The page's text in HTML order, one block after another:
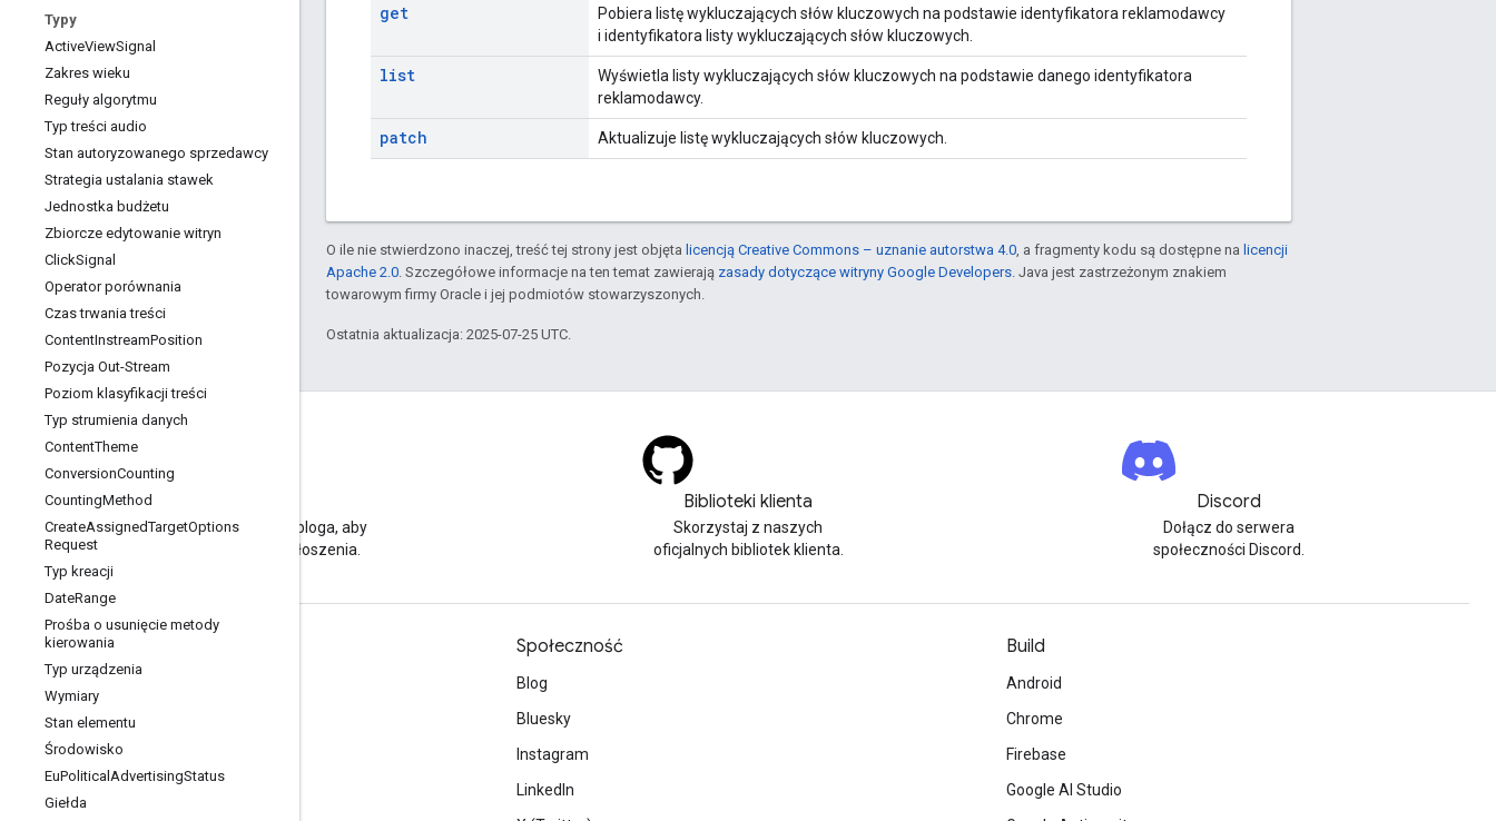
Typy
ActiveViewSignal
Zakres wieku
Reguły algorytmu
Typ treści audio
Stan autoryzowanego sprzedawcy
Strategia ustalania stawek
Jednostka budżetu
Zbiorcze edytowanie witryn
ClickSignal
Operator porównania
Czas trwania treści
ContentInstreamPosition
Pozycja Out-Stream
Poziom klasyfikacji treści
Typ strumienia danych
ContentTheme
ConversionCounting
CountingMethod
CreateAssignedTargetOptions
Request
Typ kreacji
DateRange
Prośba o usunięcie metody
kierowania
Typ urządzenia
Wymiary
Stan elementu
Środowisko
EuPolitical AdvertisingStatus
Giełda
get
Pobiera listę wykluczających słów kluczowych na podstawie identyfikatora reklamodawcy
i identyfikatora listy wykluczających słów kluczowych.
list
Wyświetla listy wykluczających słów kluczowych na podstawie danego identyfikatora
reklamodawcy.
patch Aktualizuje listę wykluczających słów kluczowych.
O ile nie stwierdzono inaczej, treść tej strony jest objęta licencją Creative Commons – uznanie autorstwa 4.0 , a fragmenty kodu są dostępne na licencji
Apache 2.0 . Szczegółowe informacje na ten temat zawierają zasady dotyczące witryny Google Developers . Java jest zastrzeżonym znakiem
towarowym firmy Oracle i jej podmiotów stowarzyszonych.
Ostatnia aktualizacja: 2025-07-25 UTC.
Odwiedź naszego bloga, aby
poznać ważne ogłoszenia.
Biblioteki klienta
Skorzystaj z naszych
oficjalnych bibliotek klienta.
Discord
Dołącz do serwera
społeczności Discord.
Informacje o produkcie
Warunki usługi
Limity i przydziały interfejsu API
Ceny
Społeczność
Blog
Bluesky
Instagram
LinkedIn
Build
Android
Chrome
Firebase
Google AI Studio